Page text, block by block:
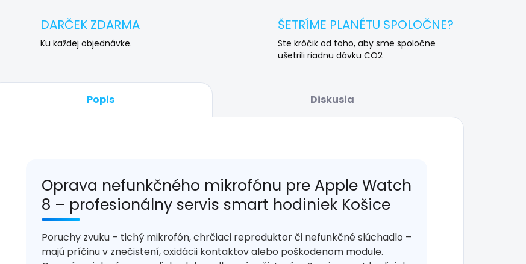
DARČEK ZDARMA
Ku každej objednávke.
ŠETRÍME PLANÉTU SPOLOČNE?
Ste krôčik od toho, aby sme spoločne
ušetrili riadnu dávku CO2
Popis Diskusia
Oprava nefunkčného mikrofónu pre Apple Watch
8 – profesionálny servis smart hodiniek Košice
Poruchy zvuku – tichý mikrofón, chrčiaci reproduktor či nefunkčné slúchadlo –
majú príčinu v znečistení, oxidácii kontaktov alebo poškodenom module.